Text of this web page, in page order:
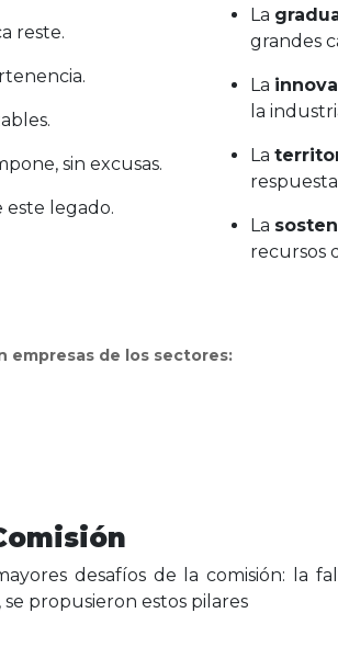
reste.
sin excusas.
este legado.
La
grandes
La
la
La
La
recursos
empresas de los sectores:
desafíos de la comisión: la
propusieron estos pilares